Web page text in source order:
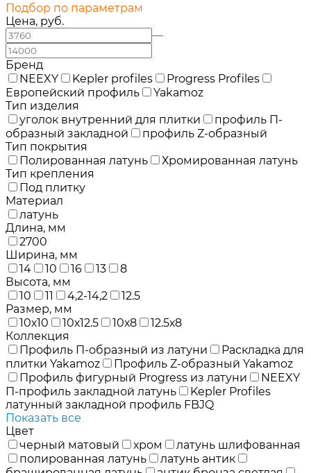
Подбор по параметрам
Цена, руб.
—
Бренд
NEEXY
Kepler profiles
Progress Profiles
Европейский профиль
Yakamoz
Тип изделия
уголок внутренний для плитки
профиль П-
образный закладной
профиль Z-образный
Тип покрытия
Полированная латунь
Хромированная латунь
Тип крепления
Под плитку
Материал
латунь
Длина, мм
2700
Ширина, мм
14
10 16 13
8
Высота, мм
10
11 4,2-14,2
12.5
Размер, мм
10х10
10х12.5 10х8
12.5х8
Коллекция
Профиль П-образный из латуни
Раскладка для
плитки Yakamoz
Профиль Z-образный Yakamoz
Профиль фигурный Progress из латуни
NEEXY
П-профиль закладной латунь
Kepler Profiles
латунный закладной профиль FBJQ
Показать все
Цвет
черный матовый
хром
латунь шлифованная
полированная латунь
латунь антик